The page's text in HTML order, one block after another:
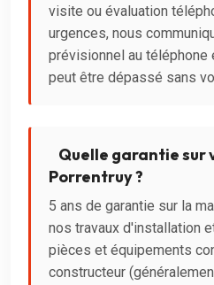
visite ou évaluation
urgences, nous
prévisionnel au téléphone
peut être dépassé sans
Quelle garantie sur
Porrentruy ?
5 ans de garantie sur la
nos travaux d'installation
pièces et équipements
constructeur